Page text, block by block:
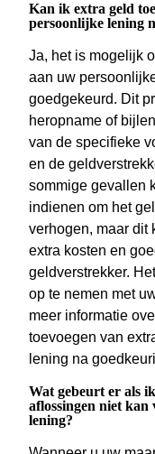
Kan ik extra geld
persoonlijke lening
Ja, het is mogelijk
aan uw
goedgekeurd. Dit
heropname of
van de specifieke
en de
sommige gevallen
indienen om het
verhogen, maar dit
extra kosten en
geldverstrekker.
op te nemen met
meer informatie
toevoegen van
lening na
Wat gebeurt er als
aflossingen niet
lening?